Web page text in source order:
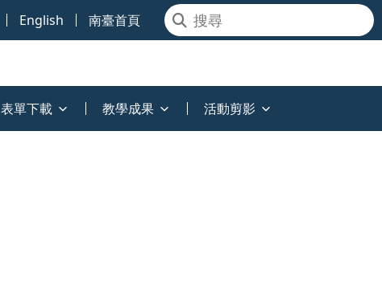
English 南臺首頁
表單下載 教學成果 活動剪影